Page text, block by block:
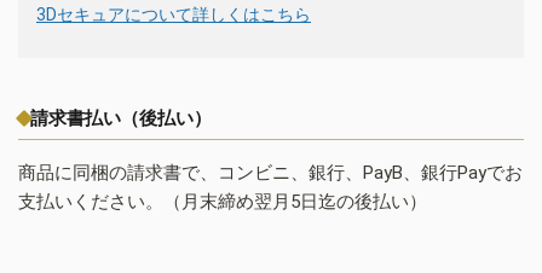
3Dセキュアについて詳しくはこちら
請求書払い（後払い）
商品に同梱の請求書で、コンビニ、銀行、PayB、銀行Payでお
支払いください。（月末締め翌月5日迄の後払い）